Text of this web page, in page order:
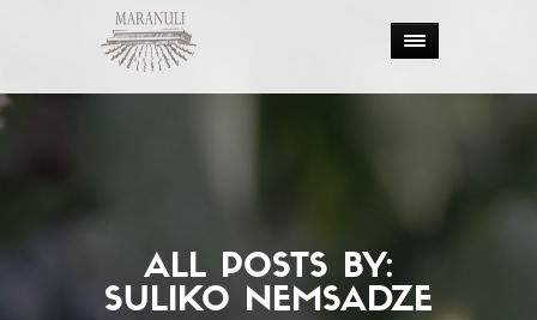
ALL POSTS BY:
SULIKO NEMSADZE